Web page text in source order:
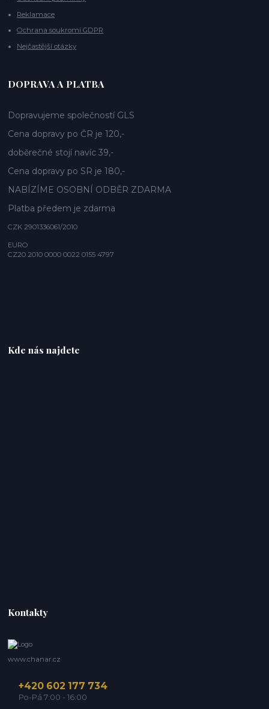
Reklamace
Ochrana soukromí GDPR
Nejčastější otázky
DOPRAVA A PLATBA
Dopravujeme společností GLS
Cena dopravy po ČR je 120,-
doběrečné stojí navíc 39,-
Cena dopravy po SR je 180,-
NABÍZÍME OSOBNÍ ODBĚR ZDARMA
Platba předem je zdarma
CZK 2901336061/2010
EURO
CZ20 2010 0000 0022 0155 4797
Kde nás najdete
Kontakty
www.chanar.cz
+420 602 177 734
Po-Pá 7:00 - 16:00